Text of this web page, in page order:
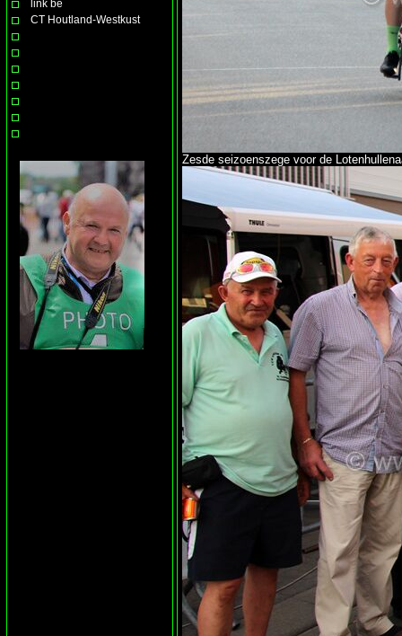
link be
CT Houtland-Westkust
Zesde seizoenszege voor de